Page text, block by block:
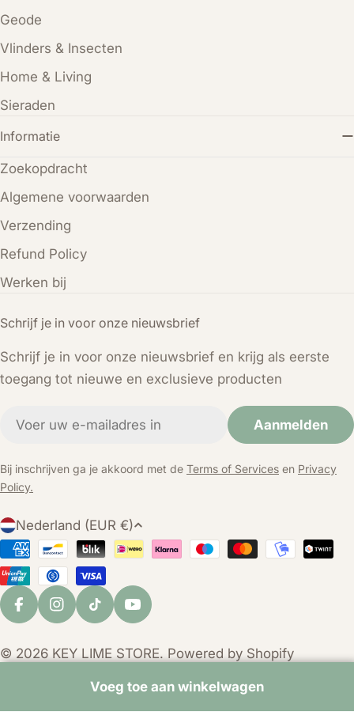
Schrijf je in voor onze nieuwsbrief
Schrijf je in voor onze nieuwsbrief en krijg als eerste
toegang tot nieuwe en exclusieve producten
Aanmelden
Bij inschrijven ga je akkoord met de Terms of Services en Privacy
Policy.
Geode
Vlinders & Insecten
Home & Living
Sieraden
Informatie
Zoekopdracht
Algemene voorwaarden
Verzending
Refund Policy
Werken bij
L
a
n
d
/
e
g
o
Nederland (EUR €)
Betaalmethoden
FacebookInstagram
TikTokYouTube
© 2026 KEY LIME STORE. Powered by Shopify
Voeg toe aan winkelwagen